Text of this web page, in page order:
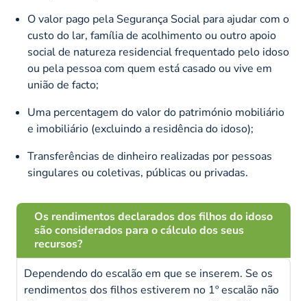
O valor pago pela Segurança Social para ajudar com o
custo do lar, família de acolhimento ou outro apoio
social de natureza residencial frequentado pelo idoso
ou pela pessoa com quem está casado ou vive em
união de facto;
Uma percentagem do valor do património mobiliário
e imobiliário (excluindo a residência do idoso);
Transferências de dinheiro realizadas por pessoas
singulares ou coletivas, públicas ou privadas.
Os rendimentos declarados dos filhos do idoso
são considerados para o cálculo dos seus
recursos?
Dependendo do escalão em que se inserem. Se os
rendimentos dos filhos estiverem no 1º escalão não